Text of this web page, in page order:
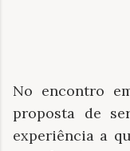
No encontro
proposta de
experiência a